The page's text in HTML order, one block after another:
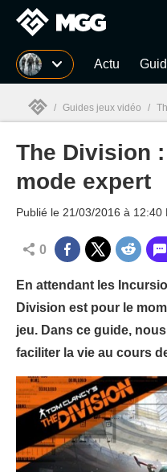
MGG Actu
MGG
/ Guides jeux vidéo /
The Division
mode expert
Publié le 21/03/2016 à 12:40
0
En attendant les
Division est pour le
jeu. Dans ce guide,
faciliter la vie au cours